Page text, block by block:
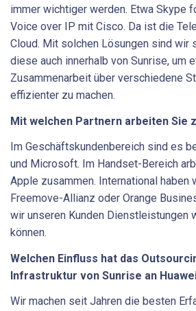
immer wichtiger werden. Etwa Skype
Voice over IP mit Cisco. Da ist die
Cloud. Mit solchen Lösungen sind wir
diese auch innerhalb von Sunrise, um
Zusammenarbeit über verschiedene
effizienter zu machen.
Mit welchen Partnern arbeiten Sie
Im Geschäftskundenbereich sind es
und Microsoft. Im Handset-Bereich
Apple zusammen. International haben
Freemove-Allianz oder Orange
wir unseren Kunden Dienstleistungen
können.
Welchen Einfluss hat das
Infrastruktur von Sunrise an
Wir machen seit Jahren die besten